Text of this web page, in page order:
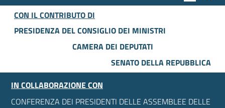
CON IL CONTRIBUTO DI
PRESIDENZA DEL CONSIGLIO DEI MINISTRI
CAMERA DEI DEPUTATI
SENATO DELLA REPUBBLICA
IN COLLABORAZIONE CON
CONFERENZA DEI PRESIDENTI DELLE ASSEMBLEE DELLE